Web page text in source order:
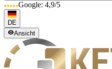
Google: 4,9/5
DE
Ansicht